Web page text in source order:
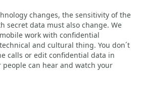
changes, the sensitivity of the
secret data must also change. We
work with confidential
and cultural thing. You don´t
calls or edit confidential data in
can hear and watch your